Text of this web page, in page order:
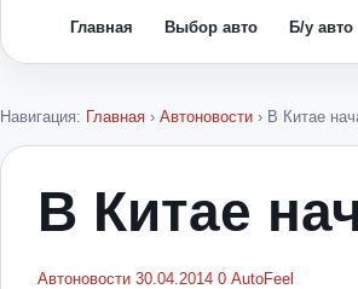
Главная Выбор авто Б/у авто
Навигация: Главная › Автоновости › В Китае
В Китае
Автоновости 30.04.2014 0 AutoFeel